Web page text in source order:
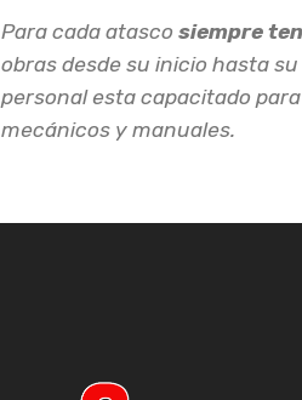
Para cada atasco siempre
obras desde su inicio hasta
personal esta capacitado
mecánicos y manuales.